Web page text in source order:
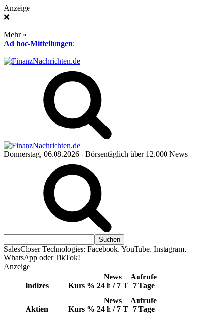
Anzeige
❌
Mehr »
Ad hoc-Mitteilungen:
Donnerstag, 06.08.2026 - Börsentäglich über 12.000 News
SalesCloser Technologies: Facebook, YouTube, Instagram,
WhatsApp oder TikTok!
Anzeige
Indizes Kurs %
News
24 h / 7 T
Aufrufe
7 Tage
Aktien Kurs %
News
24 h / 7 T
Aufrufe
7 Tage